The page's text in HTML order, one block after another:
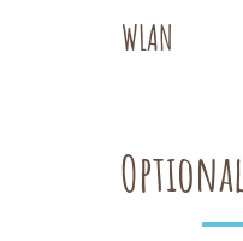
WLAN